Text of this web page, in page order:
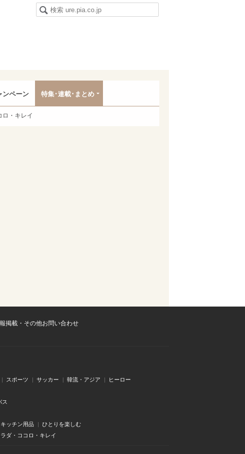
ンペーン 特集･連載･まとめ
ロ・キレイ
掲載・その他お問い合わせ
スポーツ サッカー 韓流・アジア ヒーロー
ス
キッチン用品 ひとりを楽しむ
ダ・ココロ・キレイ